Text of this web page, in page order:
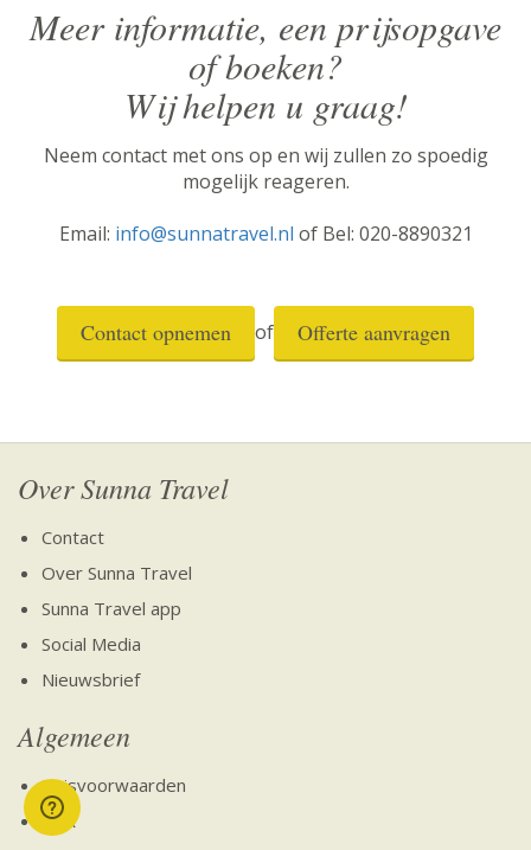
Meer informatie, een prijsopgave
of boeken?
Wij helpen u graag!
Neem contact met ons op en wij zullen zo spoedig
mogelijk reageren.
Email: info@sunnatravel.nl of Bel: 020-8890321
Contact opnemen of Offerte aanvragen
Over Sunna Travel
Contact
Over Sunna Travel
Sunna Travel app
Social Media
Nieuwsbrief
Algemeen
Reisvoorwaarden
SGR